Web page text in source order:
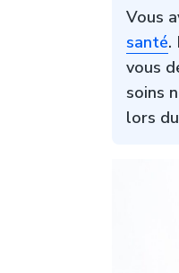
Vous
santé.
vous
soins
lors